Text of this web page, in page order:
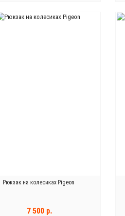
В КОРЗИНУ
Рюкзак на колесиках Pigeon
7 500 р.